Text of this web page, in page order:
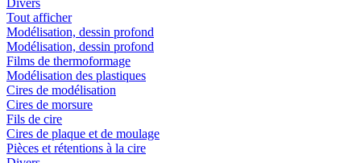
Divers
Tout afficher
Modélisation, dessin profond
Modélisation, dessin profond
Films de thermoformage
Modélisation des plastiques
Cires de modélisation
Cires de morsure
Fils de cire
Cires de plaque et de moulage
Pièces et rétentions à la cire